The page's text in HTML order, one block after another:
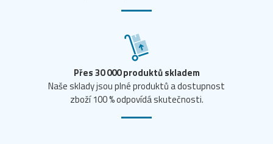
Přes 30 000 produktů skladem
Naše sklady jsou plné produktů a dostupnost
zboží 100 % odpovídá skutečnosti.